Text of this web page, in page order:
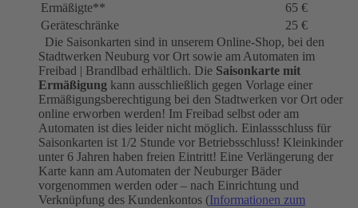
Ermäßigte**
65 €
Geräteschränke
25 €
Die Saisonkarten sind in unserem Online-Shop, bei den
Stadtwerken Neuburg vor Ort sowie am Automaten im
Freibad | Brandlbad erhältlich. Die Saisonkarte mit
Ermäßigung kann ausschließlich gegen Vorlage einer
Ermäßigungsberechtigung bei den Stadtwerken vor Ort oder
online erworben werden! Im Freibad selbst oder am
Automaten ist dies leider nicht möglich. Einlassschluss für
Saisonkarten ist 1/2 Stunde vor Betriebsschluss! Kleinkinder
unter 6 Jahren haben freien Eintritt! Eine Verlängerung der
Karte kann am Automaten der Neuburger Bäder
vorgenommen werden oder – nach Einrichtung und
Verknüpfung des Kundenkontos (Informationen zum